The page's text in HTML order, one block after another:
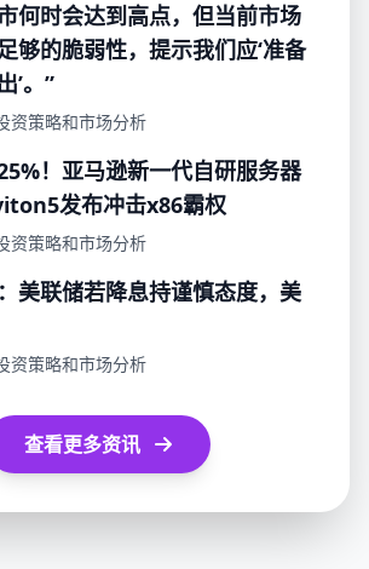
何时会达到高点，但当前市场
够的脆弱性，提示我们应‘准备
’。”
资策略和市场分析
！亚马逊新一代自研服务器
发布冲击x86霸权
资策略和市场分析
美联储若降息持谨慎态度，美
资策略和市场分析
查看更多资讯